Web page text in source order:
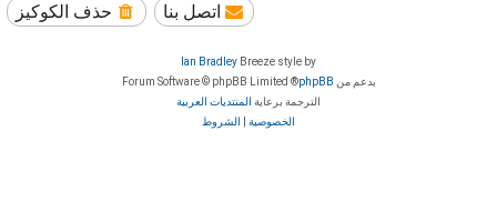
حذف الكوكيز اتصل بنا
Breeze style by
Ian Bradley
بدعم من phpBB
® Forum Software © phpBB Limited
الترجمة برعاية المنتديات العربية
الخصوصية
الشروط